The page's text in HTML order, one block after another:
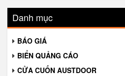
Danh mục
BÁO GIÁ
BIỂN QUẢNG CÁO
CỬA CUỐN AUSTDOOR